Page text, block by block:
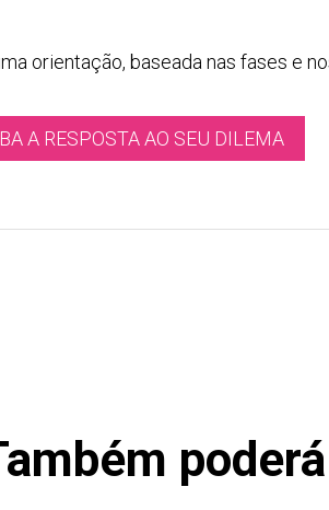
orientação, baseada nas fases e
A RESPOSTA AO SEU DILEMA